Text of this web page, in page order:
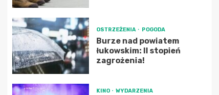
OSTRZEŻENIA POGODA
Burze nad powiatem
łukowskim: II stopień
zagrożenia!
KINO WYDARZENIA